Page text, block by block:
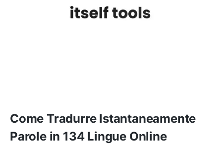
Come Tradurre Istantaneamente
Parole in 134 Lingue Online